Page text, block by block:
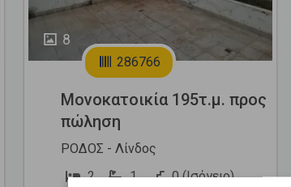
8
286766
Μονοκατοικία 195τ.μ. προς
πώληση
ΡΟΔΟΣ - Λίνδος
2
1
0 (Ισόγειο)